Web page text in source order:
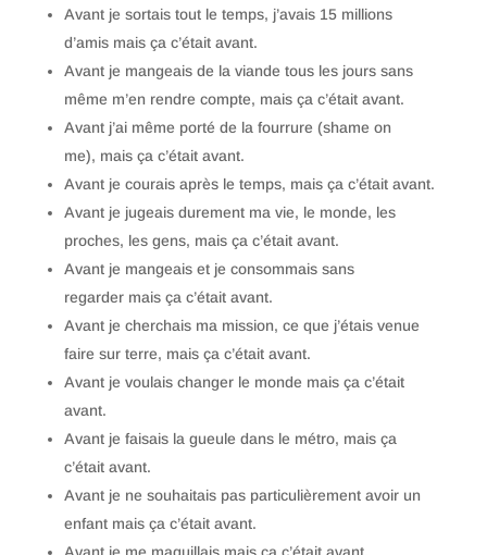
Avant je sortais tout le temps, j’avais 15 millions
d’amis mais ça c’était avant.
Avant je mangeais de la viande tous les jours sans
même m’en rendre compte, mais ça c’était avant.
Avant j’ai même porté de la fourrure (shame on
me), mais ça c’était avant.
Avant je courais après le temps, mais ça c’était avant.
Avant je jugeais durement ma vie, le monde, les
proches, les gens, mais ça c’était avant.
Avant je mangeais et je consommais sans
regarder mais ça c’était avant.
Avant je cherchais ma mission, ce que j’étais venue
faire sur terre, mais ça c’était avant.
Avant je voulais changer le monde mais ça c’était
avant.
Avant je faisais la gueule dans le métro, mais ça
c’était avant.
Avant je ne souhaitais pas particulièrement avoir un
enfant mais ça c’était avant.
Avant je me maquillais mais ça c’était avant.